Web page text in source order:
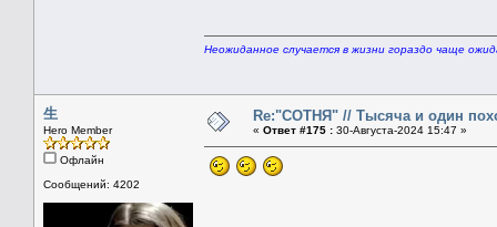
Неожиданное случается в жизни гораздо чаще
生
Hero Member
Офлайн
Сообщений: 4202
Re:"СОТНЯ" // Тысяча и один
« Ответ #175 : 30-Августа-2024 15:47 »